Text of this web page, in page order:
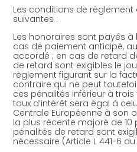
Les conditions de
suivantes :
Les honoraires sont payés à
cas de paiement anticipé,
accordé ; en cas de retard
de retard sont exigibles le
règlement figurant sur la
contraire qui ne peut
ces pénalités inférieur à trois
taux d’intérêt sera égal à
Centrale Européenne à son
la plus récente majoré de
pénalités de retard sont
nécessaire (Article L 441-6